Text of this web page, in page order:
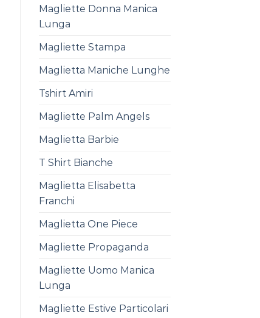
Magliette Donna Manica
Lunga
Magliette Stampa
Maglietta Maniche Lunghe
Tshirt Amiri
Magliette Palm Angels
Maglietta Barbie
T Shirt Bianche
Maglietta Elisabetta
Franchi
Maglietta One Piece
Magliette Propaganda
Magliette Uomo Manica
Lunga
Magliette Estive Particolari